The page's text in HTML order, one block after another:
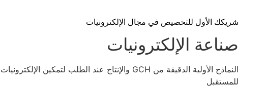
شريكك الأول للتخصيص في مجال الإلكترونيات
صناعة الإلكترونيات
النماذج الأولية الدقيقة من GCH والإنتاج عند الطلب لتمكين الإلكترونيات
للمستقبل